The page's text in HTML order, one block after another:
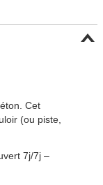
Cet
(ou piste,
7j/7j –